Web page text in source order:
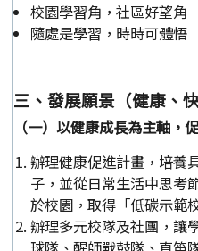
校園學習角，社區好望角
隨處是學習，時時可體悟
三、發展願景（健康、
（一）以健康成長為主軸，
辦理健康促進計畫，培養
子，並從日常生活中思考
於校園，取得「低碳示範
辦理多元校隊及社團，讓